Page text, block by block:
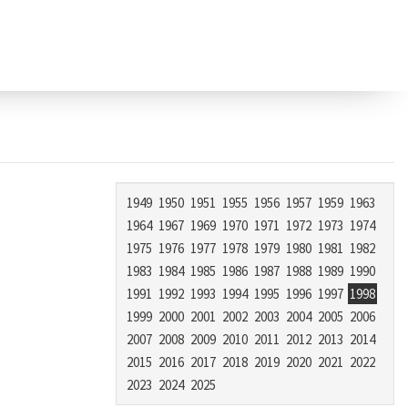
1949 1950 1951 1955 1956 1957 1959 1963
1964 1967 1969 1970 1971 1972 1973 1974
1975 1976 1977 1978 1979 1980 1981 1982
1983 1984 1985 1986 1987 1988 1989 1990
1991 1992 1993 1994 1995 1996 1997 1998
1999 2000 2001 2002 2003 2004 2005 2006
2007 2008 2009 2010 2011 2012 2013 2014
2015 2016 2017 2018 2019 2020 2021 2022
2023 2024 2025